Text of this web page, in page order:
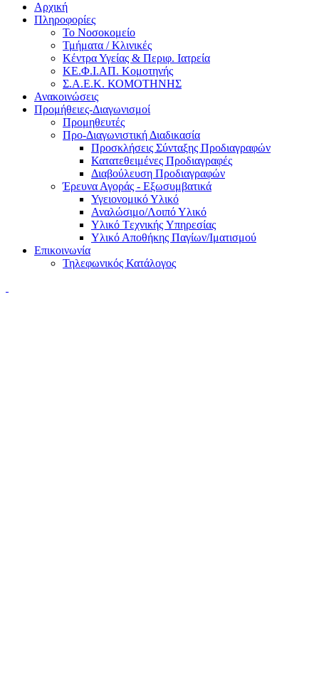
Αρχική
Πληροφορίες
Το Νοσοκομείο
Τμήματα / Κλινικές
Κέντρα Υγείας & Περιφ. Ιατρεία
ΚΕ.Φ.Ι.ΑΠ. Κομοτηνής
Σ.Α.Ε.Κ. ΚΟΜΟΤΗΝΗΣ
Ανακοινώσεις
Προμήθειες-Διαγωνισμοί
Προμηθευτές
Προ-Διαγωνιστική Διαδικασία
Προσκλήσεις Σύνταξης Προδιαγραφών
Κατατεθειμένες Προδιαγραφές
Διαβούλευση Προδιαγραφών
Έρευνα Αγοράς - Εξωσυμβατικά
Υγειονομικό Υλικό
Αναλώσιμο/Λοιπό Υλικό
Υλικό Tεχνικής Yπηρεσίας
Υλικό Αποθήκης Παγίων/Ιματισμού
Επικοινωνία
Τηλεφωνικός Κατάλογος